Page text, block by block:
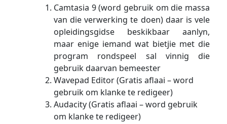
Camtasia 9 (word gebruik om die massa
van die verwerking te doen) daar is vele
opleidingsgidse beskikbaar aanlyn,
maar enige iemand wat bietjie met die
program rondspeel sal vinnig die
gebruik daarvan bemeester
Wavepad Editor (Gratis aflaai – word
gebruik om klanke te redigeer)
Audacity (Gratis aflaai – word gebruik
om klanke te redigeer)